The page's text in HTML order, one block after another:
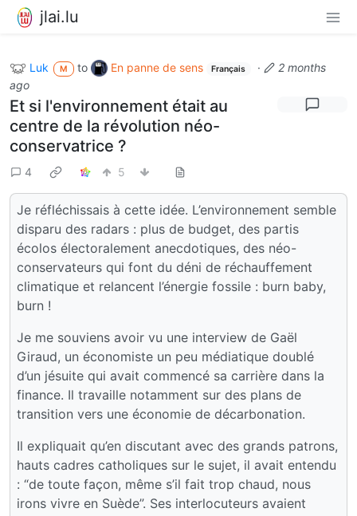
jlai.lu
Luk M to En panne de sens Français ·
2 months
ago
Et si l'environnement était au
centre de la révolution néo-
conservatrice ?
4 5
Je réfléchissais à cette idée. L’environnement semble
disparu des radars : plus de budget, des partis
écolos électoralement anecdotiques, des néo-
conservateurs qui font du déni de réchauffement
climatique et relancent l’énergie fossile : burn baby,
burn !
Je me souviens avoir vu une interview de Gaël
Giraud, un économiste un peu médiatique doublé
d’un jésuite qui avait commencé sa carrière dans la
finance. Il travaille notamment sur des plans de
transition vers une économie de décarbonation.
Il expliquait qu’en discutant avec des grands patrons,
hauts cadres catholiques sur le sujet, il avait entendu
: “de toute façon, même s’il fait trop chaud, nous
irons vivre en Suède”. Ses interlocuteurs avaient